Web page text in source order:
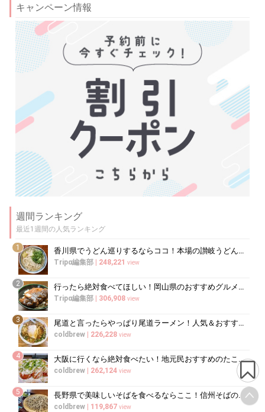
キャンペーン情報
週間ランキング
最近1週間の人気ランキング
1 香川県でうどん巡りするならココ！本場の讃岐うどんの名店
Tripα編集部 248,221 view
2 行ったら絶対食べてほしい！岡山県のおすすめグルメ15選
Tripα編集部 306,908 view
3 尾道と言ったらやっぱり尾道ラーメン！人気＆おすすめ尾道ラーメン10選
coldbrew 226,228 view
4 大阪に行くなら絶対食べたい！地元民おすすめのたこ焼き屋10選
coldbrew 262,124 view
5 長野県で美味しいそばを食べるならここ！信州そばの名店7選
coldbrew 119,867 view